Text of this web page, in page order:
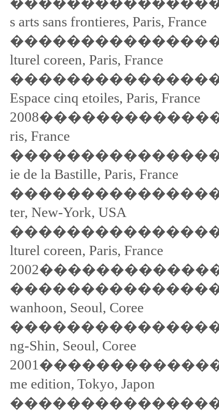
s arts sans frontieres, Paris, France
lturel coreen, Paris, France
Espace cinq etoiles, Paris, France
2008����������������
ris, France
ie de la Bastille, Paris, France
ter, New-York, USA
lturel coreen, Paris, France
2002����������������
wanhoon, Seoul, Coree
ng-Shin, Seoul, Coree
2001����������������
me edition, Tokyo, Japon